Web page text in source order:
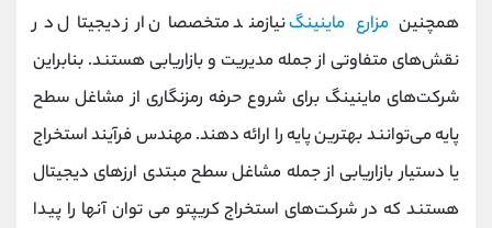
همچنینمزارع ماینینگنیازمند متخصصان ارز دیجیتال در
نقش‌های متفاوتی از جمله مدیریت و بازاریابی هستند. بنابراین
شرکت‌های ماینینگ برای شروع حرفه رمزنگاری از مشاغل سطح
پایه می‌توانند بهترین پایه را ارائه دهند. مهندس فرآیند استخراج
یا دستیار بازاریابی از جمله مشاغل سطح مبتدی ارزهای دیجیتال
هستند که در شرکت‌های استخراج کریپتو می توان آنها را پیدا